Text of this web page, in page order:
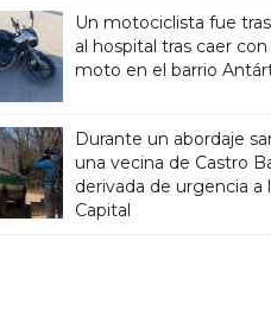
Un motociclista fue
al hospital tras caer con
moto en el barrio
Durante un abordaje
una vecina de Castro
derivada de urgencia a
Capital